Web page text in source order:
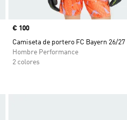
Precio
€ 100
Camiseta de portero FC Bayern 26/27
Hombre Performance
2 colores